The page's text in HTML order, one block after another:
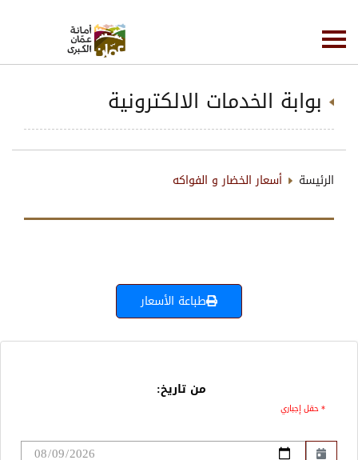
بوابة الخدمات الالكترونية
الرئيسة أسعار الخضار و الفواكه
طباعة الأسعار
من تاريخ:
* حقل إجباري